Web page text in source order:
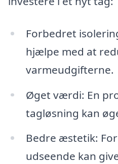
Forbedret
hjælpe med at
varmeudgifterne.
Øget værdi: En
tagløsning kan
Bedre æstetik:
udseende kan